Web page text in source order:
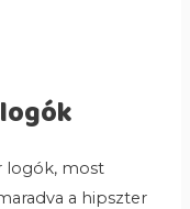
logók, most
a hipszter